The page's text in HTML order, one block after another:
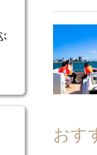
おす